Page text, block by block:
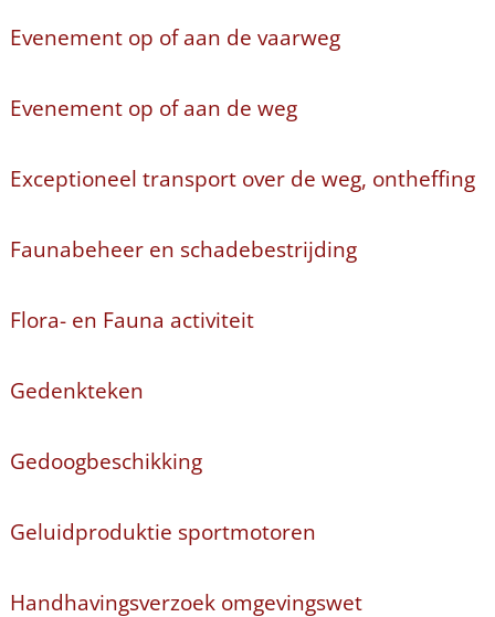
Evenement op of aan de vaarweg
Evenement op of aan de weg
Exceptioneel transport over de weg, ontheffing
Faunabeheer en schadebestrijding
Flora- en Fauna activiteit
Gedenkteken
Gedoogbeschikking
Geluidproduktie sportmotoren
Handhavingsverzoek omgevingswet